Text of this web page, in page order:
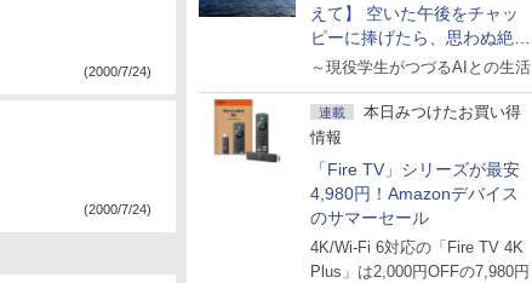
えて】 空いた午後をチャッ
ピーに捧げたら、思わぬ絶景
に出会った話
～現役学生がつづるAIとの生活
連載
本日みつけたお買い得
情報
「Fire TV」シリーズが最安
4,980円！Amazonデバイス
のサマーセール
4K/Wi-Fi 6対応の「Fire TV 4K
Plus」は2,000円OFFの7,980円
(2000/7/24)
(2000/7/24)